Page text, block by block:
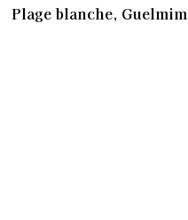
Plage blanche, Guelmim